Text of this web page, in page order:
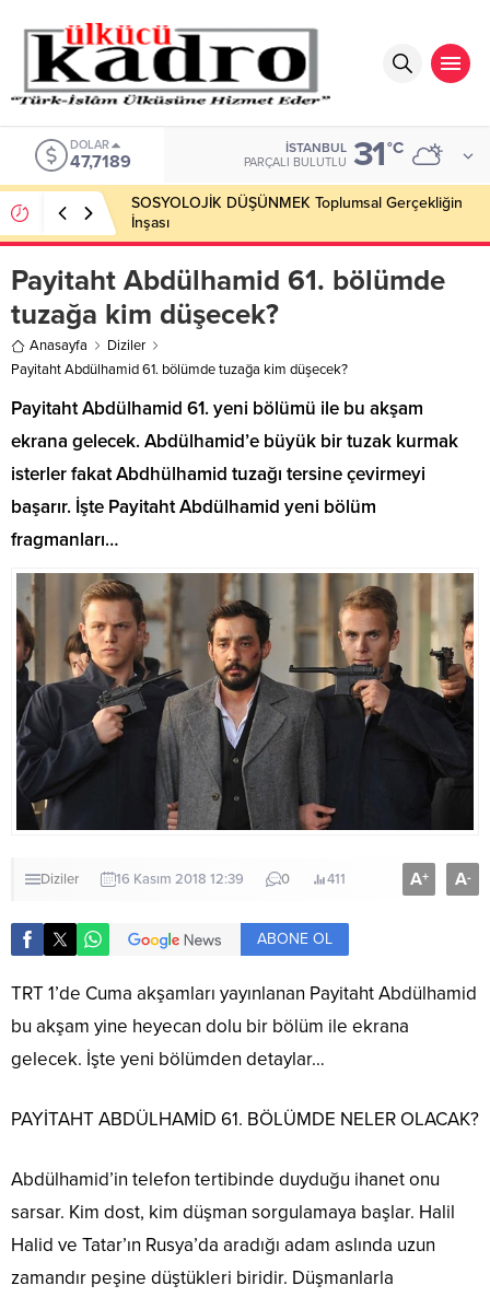
DOLAR
47,7189
İSTANBUL
PARÇALI BULUTLU 31°C
SOSYOLOJİK DÜŞÜNMEK Toplumsal Gerçekliğin
İnşası
Payitaht Abdülhamid 61. bölümde
tuzağa kim düşecek?
Anasayfa
Diziler
Payitaht Abdülhamid 61. bölümde tuzağa kim düşecek?
Payitaht Abdülhamid 61. yeni bölümü ile bu akşam
ekrana gelecek. Abdülhamid’e büyük bir tuzak kurmak
isterler fakat Abdhülhamid tuzağı tersine çevirmeyi
başarır. İşte Payitaht Abdülhamid yeni bölüm
fragmanları…
Diziler 16 Kasım 2018 12:39 0 411 A+ A-
ABONE OL
TRT 1’de Cuma akşamları yayınlanan Payitaht Abdülhamid
bu akşam yine heyecan dolu bir bölüm ile ekrana
gelecek. İşte yeni bölümden detaylar…
PAYİTAHT ABDÜLHAMİD 61. BÖLÜMDE NELER OLACAK?
Abdülhamid’in telefon tertibinde duyduğu ihanet onu
sarsar. Kim dost, kim düşman sorgulamaya başlar. Halil
Halid ve Tatar’ın Rusya’da aradığı adam aslında uzun
zamandır peşine düştükleri biridir. Düşmanlarla